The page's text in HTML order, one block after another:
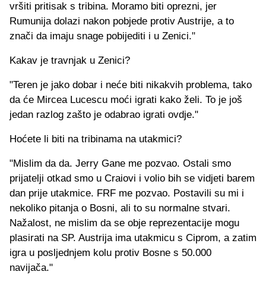
vršiti pritisak s tribina. Moramo biti oprezni, jer
Rumunija dolazi nakon pobjede protiv Austrije, a to
znači da imaju snage pobijediti i u Zenici."
Kakav je travnjak u Zenici?
"Teren je jako dobar i neće biti nikakvih problema, tako
da će Mircea Lucescu moći igrati kako želi. To je još
jedan razlog zašto je odabrao igrati ovdje."
Hoćete li biti na tribinama na utakmici?
"Mislim da da. Jerry Gane me pozvao. Ostali smo
prijatelji otkad smo u Craiovi i volio bih se vidjeti barem
dan prije utakmice. FRF me pozvao. Postavili su mi i
nekoliko pitanja o Bosni, ali to su normalne stvari.
Nažalost, ne mislim da se obje reprezentacije mogu
plasirati na SP. Austrija ima utakmicu s Ciprom, a zatim
igra u posljednjem kolu protiv Bosne s 50.000
navijača."